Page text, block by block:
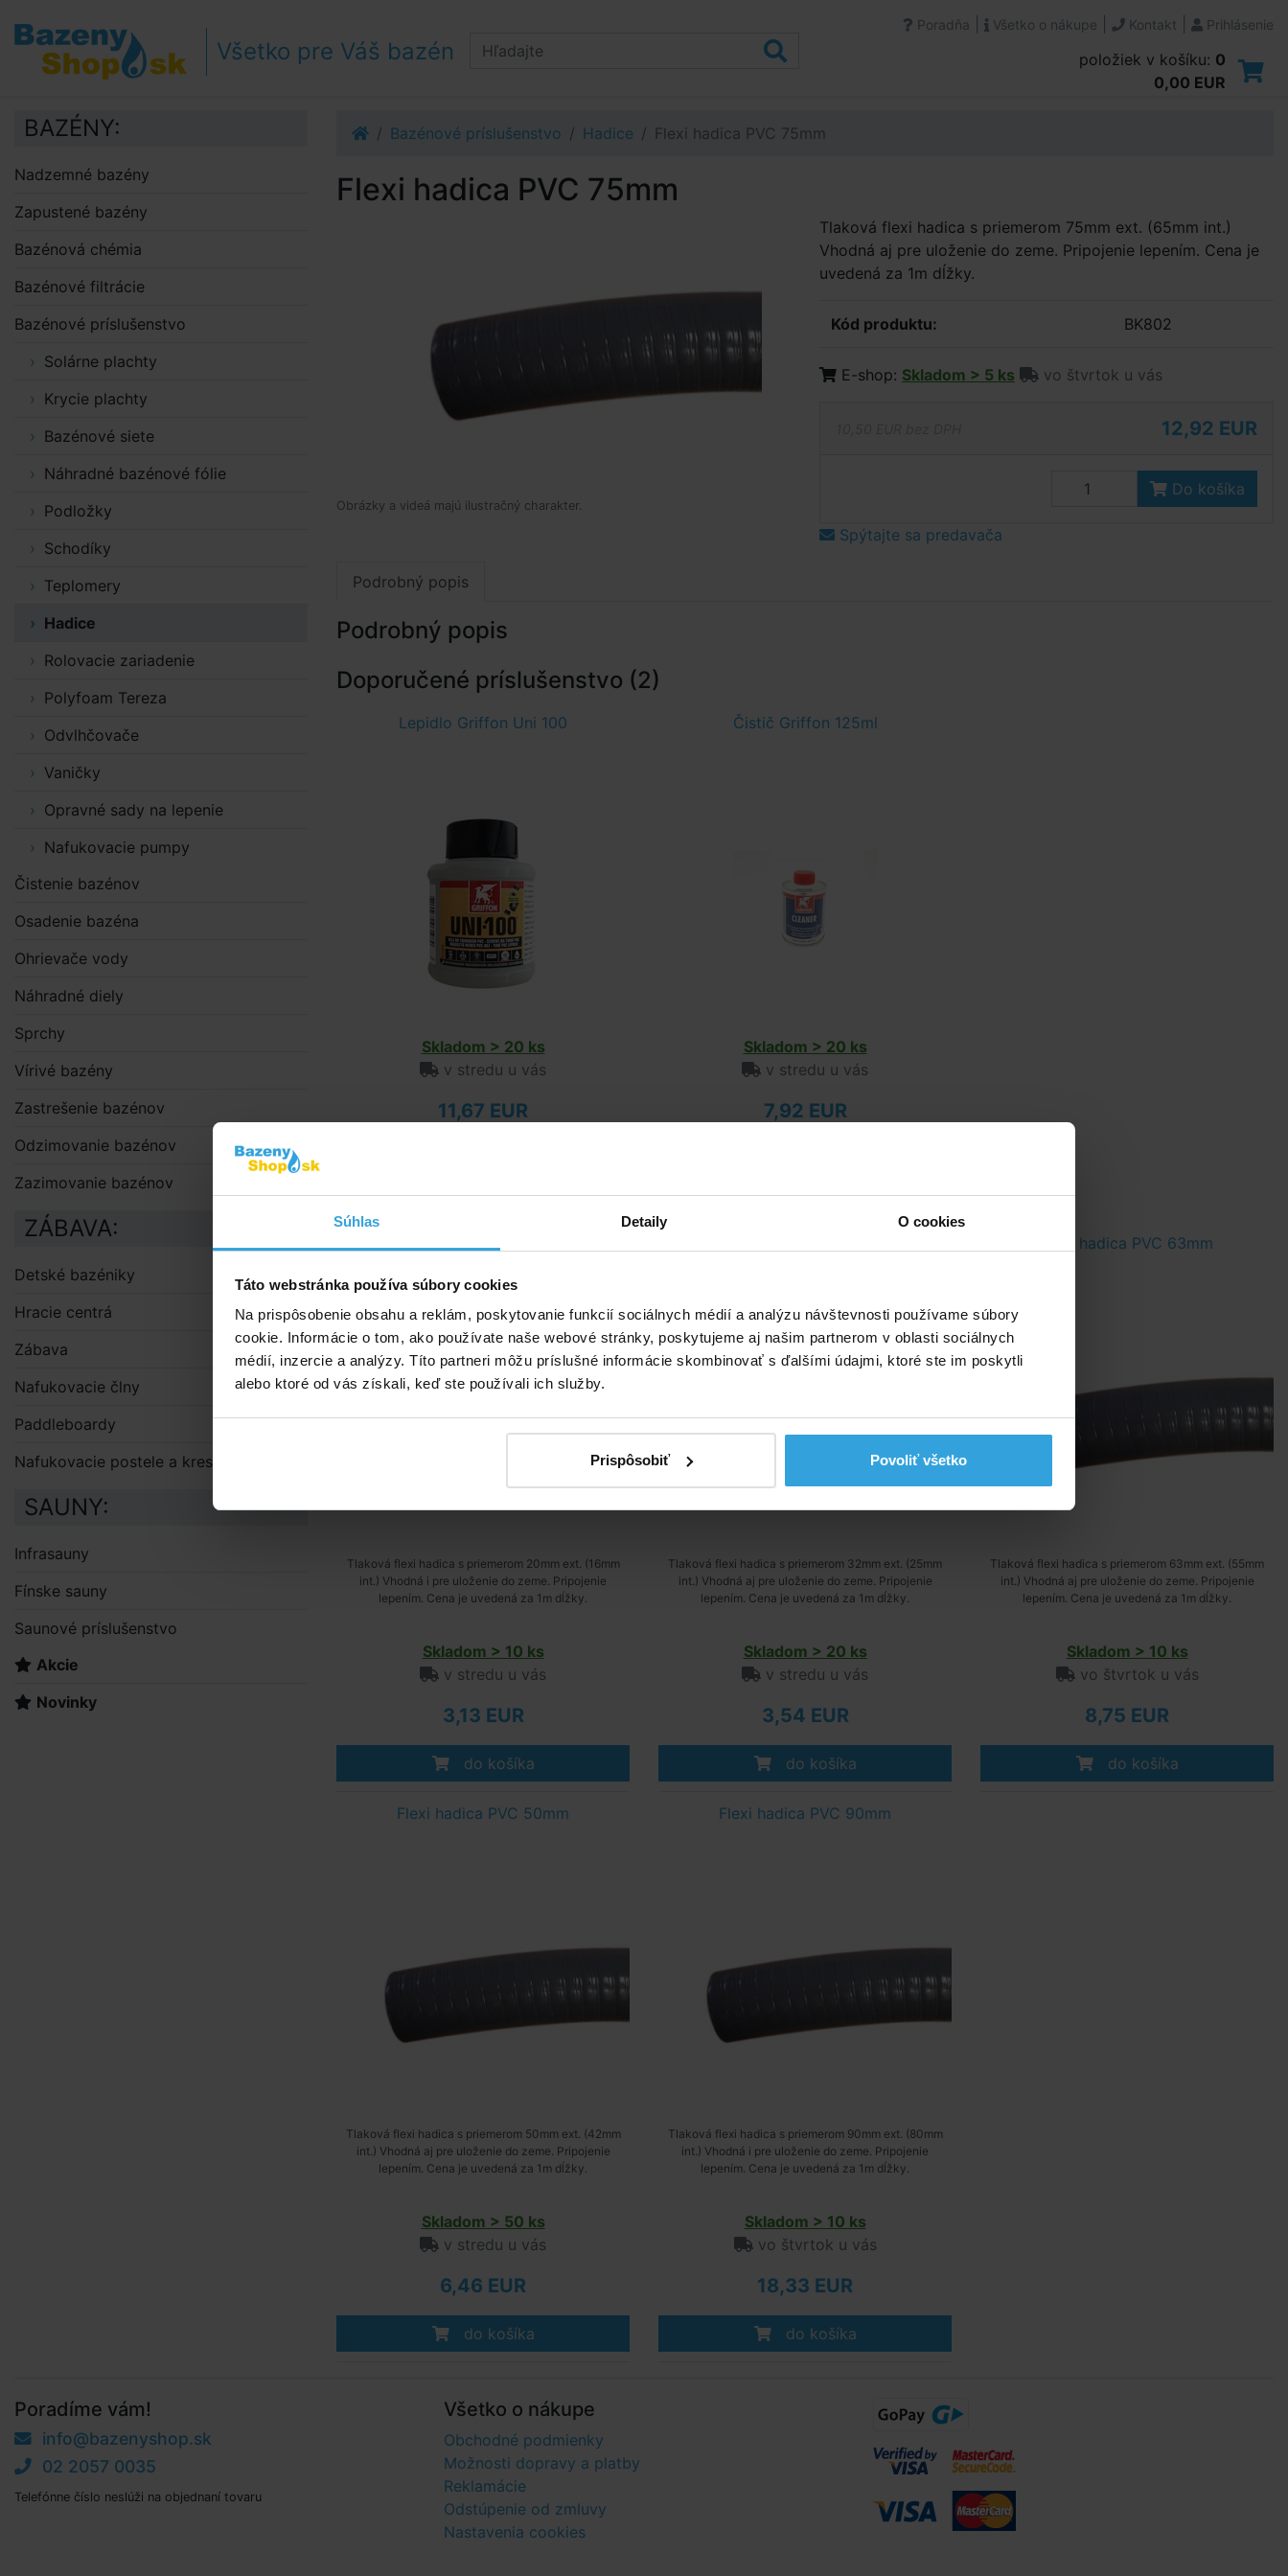
Súhlas Detaily O cookies
Táto webstránka používa súbory cookies
Na prispôsobenie obsahu a reklám, poskytovanie funkcií sociálnych médií a analýzu návštevnosti používame súbory
cookie. Informácie o tom, ako používate naše webové stránky, poskytujeme aj našim partnerom v oblasti sociálnych
médií, inzercie a analýzy. Títo partneri môžu príslušné informácie skombinovať s ďalšími údajmi, ktoré ste im poskytli
alebo ktoré od vás získali, keď ste používali ich služby.
Prispôsobiť Povoliť všetko
Prejsť na obsah
Prejsť k bočnému stĺpci
Klávesové skratky
Všetko pre Váš bazén
Poradňa Všetko o nákupe Kontakt Prihlásenie
položiek v košíku: 0
0,00 EUR
Bazénové príslušenstvo Hadice Flexi hadica PVC 75mm
Flexi hadica PVC 75mm
Obrázky a videá majú ilustračný charakter.
Tlaková flexi hadica s priemerom 75mm ext. (65mm int.)
Vhodná aj pre uloženie do zeme. Pripojenie lepením. Cena je
uvedená za 1m dĺžky.
Kód produktu: BK802
E-shop: Skladom > 5 ks vo štvrtok u vás
12,92 EUR
Do košíka
Spýtajte sa predavača
Podrobný popis
Podrobný popis
Doporučené príslušenstvo (2)
Lepidlo Griffon Uni 100
Skladom > 20 ks
v stredu u vás
11,67 EUR
Čistič Griffon 125ml
Skladom > 20 ks
v stredu u vás
7,92 EUR
Alternatívne produkty
Flexi hadica PVC 20mm
Tlaková flexi hadica s priemerom 20mm ext. (16mm
int.) Vhodná i pre uloženie do zeme. Pripojenie
lepením. Cena je uvedená za 1m dĺžky.
Skladom > 10 ks
v stredu u vás
3,13 EUR
do košíka
Tlaková flexi hadica s priemerom 32mm ext. (25mm
int.) Vhodná aj pre uloženie do zeme. Pripojenie
lepením. Cena je uvedená za 1m dĺžky.
Skladom > 20 ks
v stredu u vás
3,54 EUR
do košíka
Flexi hadica PVC 63mm
Tlaková flexi hadica s priemerom 63mm ext. (55mm
int.) Vhodná aj pre uloženie do zeme. Pripojenie
lepením. Cena je uvedená za 1m dĺžky.
Skladom > 10 ks
vo štvrtok u vás
8,75 EUR
do košíka
Flexi hadica PVC 50mm
Tlaková flexi hadica s priemerom 50mm ext. (42mm
int.) Vhodná aj pre uloženie do zeme. Pripojenie
lepením. Cena je uvedená za 1m dĺžky.
Skladom > 50 ks
v stredu u vás
6,46 EUR
do košíka
Flexi hadica PVC 90mm
Tlaková flexi hadica s priemerom 90mm ext. (80mm
int.) Vhodná i pre uloženie do zeme. Pripojenie
lepením. Cena je uvedená za 1m dĺžky.
Skladom > 10 ks
vo štvrtok u vás
18,33 EUR
do košíka
BAZÉNY:
Nadzemné bazény
Zapustené bazény
Bazénová chémia
Bazénové filtrácie
Bazénové príslušenstvo
Solárne plachty
Krycie plachty
Bazénové siete
Náhradné bazénové fólie
Podložky
Schodíky
Teplomery
Hadice
Rolovacie zariadenie
Polyfoam Tereza
Odvlhčovače
Vaničky
Opravné sady na lepenie
Nafukovacie pumpy
Čistenie bazénov
Osadenie bazéna
Ohrievače vody
Náhradné diely
Sprchy
Vírivé bazény
Zastrešenie bazénov
Odzimovanie bazénov
Zazimovanie bazénov
ZÁBAVA:
Detské bazéniky
Hracie centrá
Zábava
Nafukovacie člny
Paddleboardy
Nafukovacie postele a kreslá
SAUNY:
Infrasauny
Fínske sauny
Saunové príslušenstvo
Akcie
Novinky
Poradíme vám!
info@bazenyshop.sk
02 2057 0035
Telefónne číslo neslúži na objednaní tovaru
Všetko o nákupe
Obchodné podmienky
Možnosti dopravy a platby
Reklamácie
Odstúpenie od zmluvy
Nastavenia cookies